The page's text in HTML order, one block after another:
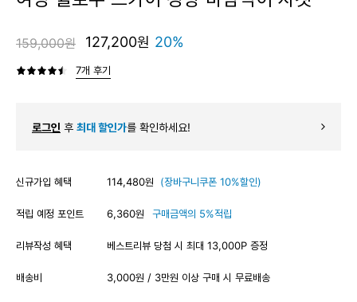
159,000원 127,200원 20%
7개 후기
로그인 후 최대 할인가를 확인하세요!
신규가입 혜택 114,480원 (장바구니쿠폰 10%할인)
적립 예정 포인트 6,360원 구매금액의 5%적립
리뷰작성 혜택 베스트리뷰 당첨 시 최대 13,000P 증정
배송비 3,000원 / 3만원 이상 구매 시 무료배송